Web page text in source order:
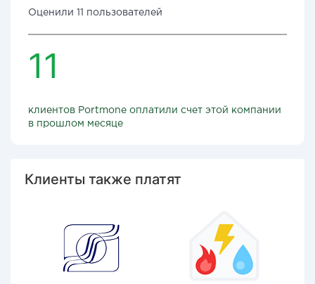
Оценили 11 пользователей
11
клиентов Portmone оплатили счет этой компании
в прошлом месяце
Клиенты также платят